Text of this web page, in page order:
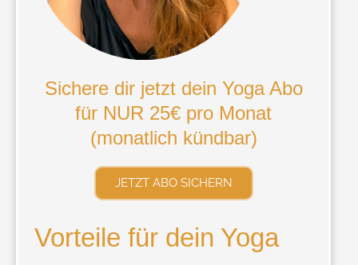
Sichere dir jetzt dein Yoga Abo
für NUR 25€ pro Monat
(monatlich kündbar)
JETZT ABO SICHERN
Vorteile für dein Yoga